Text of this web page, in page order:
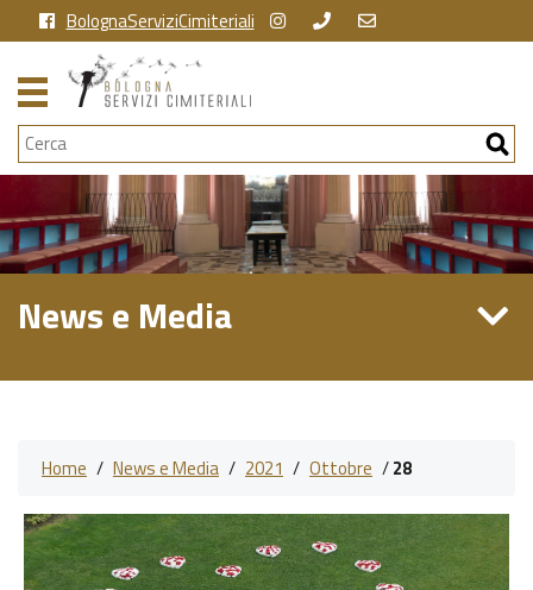
BolognaServiziCimiteriali
Cerca
News e Media
Home / News e Media / 2021 / Ottobre /28